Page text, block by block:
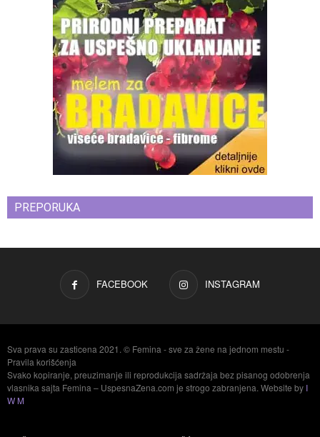
PREPORUKA
FACEBOOK INSTAGRAM
Sva prava su zasticena 2021. © Femina - sve za žene na jednom mestu -
Pravila korišćenja
Svako kopiranje, preuzimanje ili reprodukcija sadržaja bez pisanog odobrenja
vlasnika sajta Femina – UspesnaZena.com je strogo zabranjena. Website by I
W M